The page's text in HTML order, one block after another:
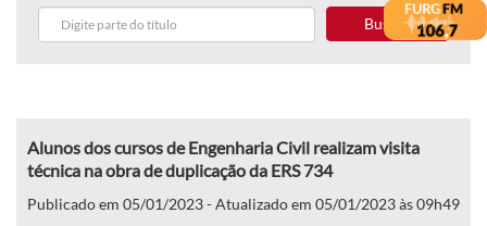
Buscar
Alunos dos cursos de Engenharia Civil realizam visita
técnica na obra de duplicação da ERS 734
Publicado em 05/01/2023 - Atualizado em 05/01/2023 às 09h49